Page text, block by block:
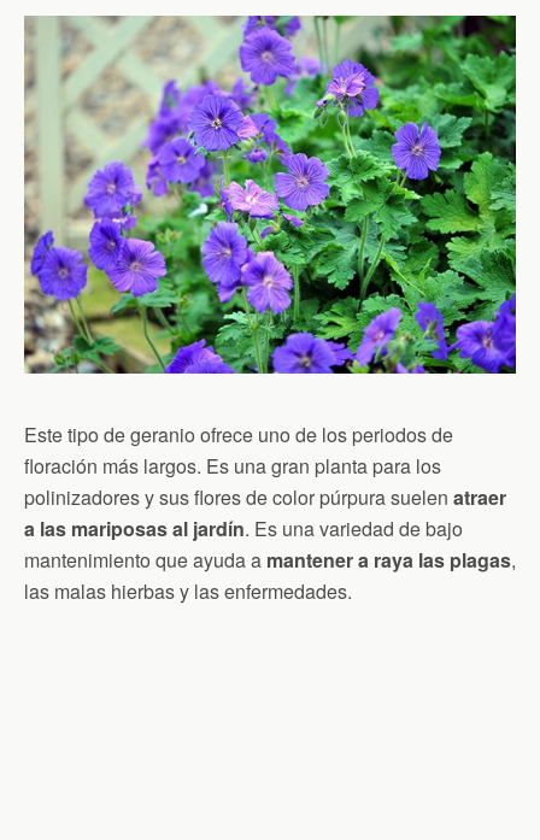
Este tipo de geranio ofrece uno de los periodos de
floración más largos. Es una gran planta para los
polinizadores y sus flores de color púrpura suelen atraer
a las mariposas al jardín. Es una variedad de bajo
mantenimiento que ayuda a mantener a raya las plagas,
las malas hierbas y las enfermedades.